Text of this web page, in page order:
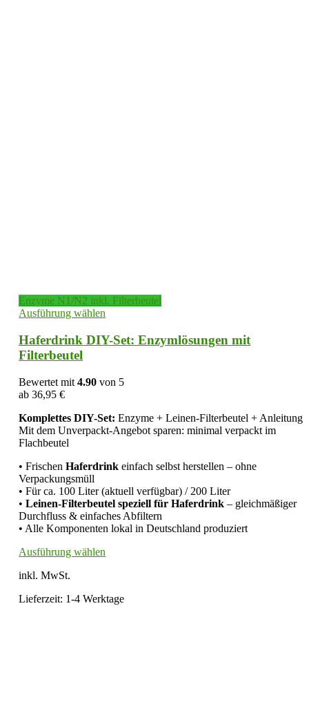
Enzyme N1/N2 inkl. Filterbeutel
Ausführung wählen
weist
mehrere
Die
können
auf
der
gewählt
werden
Haferdrink DIY-Set: Enzymlösungen mit
Filterbeutel
Bewertet mit4.90 von 5
ab36,95€
Komplettes DIY-Set: Enzyme + Leinen-Filterbeutel + Anleitung
Mit dem Unverpackt-Angebot sparen: minimal verpackt im
Flachbeutel
• FrischenHaferdrink einfach selbst herstellen – ohne
Verpackungsmüll
• Für ca. 100 Liter (aktuell verfügbar) / 200 Liter
•Leinen-Filterbeutel speziell für Haferdrink – gleichmäßiger
Durchfluss & einfaches Abfiltern
• Alle Komponenten lokal in Deutschland produziert
Ausführung wählen
Varianten
inkl. MwSt.
Lieferzeit: 1-4 Werktage